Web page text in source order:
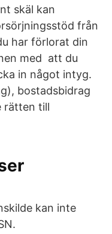
skäl kan
från
har förlorat din
med att du
in något intyg.
bostadsbidrag
rätten till
kan inte